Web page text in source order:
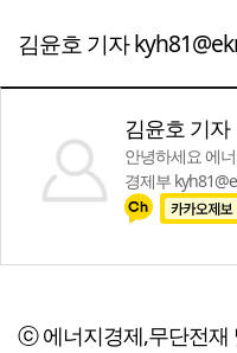
김윤호 기자
김윤호 기자
안녕하세요 에
경제부
ⓒ 에너지경제,무단전재